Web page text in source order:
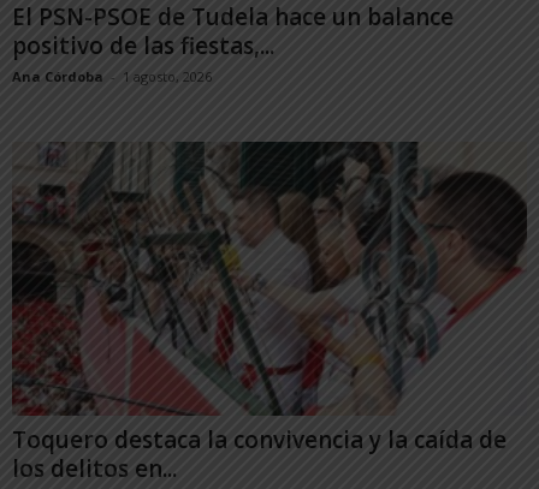
El PSN-PSOE de Tudela hace un balance
positivo de las fiestas,...
Ana Córdoba - 1 agosto, 2026
Toquero destaca la convivencia y la caída de
los delitos en...